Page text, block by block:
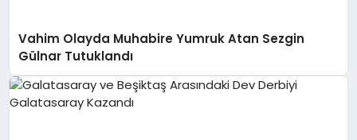
Vahim Olayda Muhabire Yumruk Atan Sezgin
Gülnar Tutuklandı